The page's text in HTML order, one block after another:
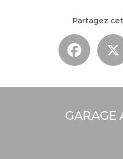
Partagez
GARAGE